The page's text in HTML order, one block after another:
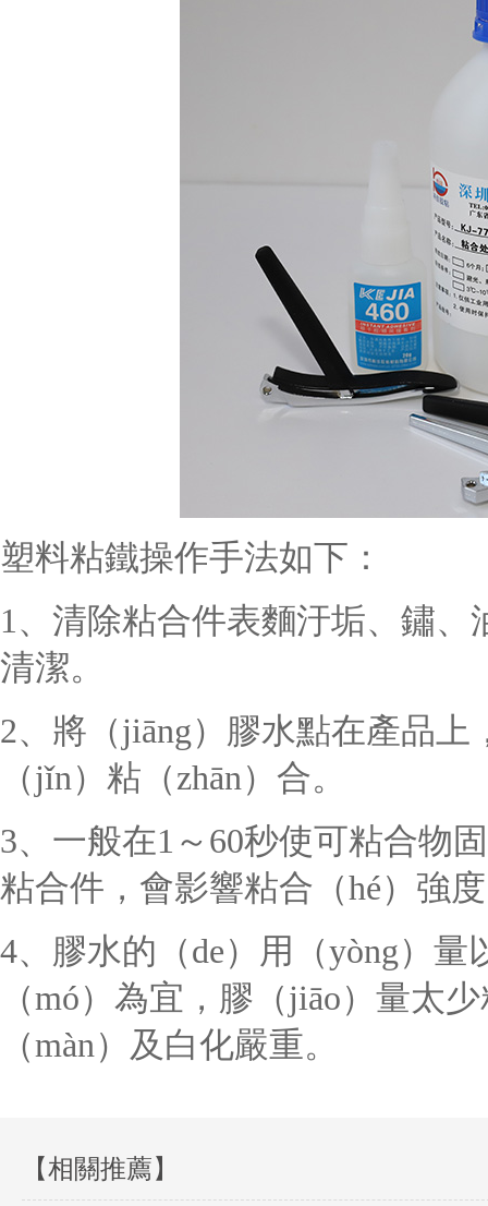
塑料粘鐵操作手法如下：
1、清除粘合件表麵汙垢、鏽
清潔。
2、將（jiāng）膠水點在產品
（jǐn）粘（zhān）合。
3、一般在1～60秒使可粘合物
粘合件，會影響粘合（hé）強
4、膠水的（de）用（yòng）
（mó）為宜，膠（jiāo）量太
（màn）及白化嚴重。
【相關推薦】